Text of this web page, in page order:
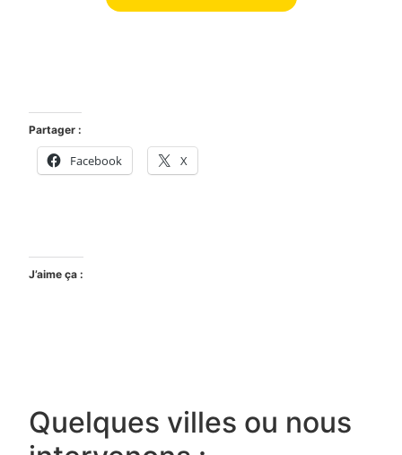
Partager :
Facebook X
J’aime ça :
Quelques villes ou nous